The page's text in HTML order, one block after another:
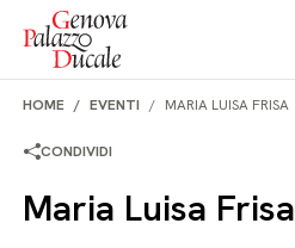
Salta al contenuto
HOME EVENTI MARIA LUISA FRISA
CONDIVIDI
Maria Luisa Frisa